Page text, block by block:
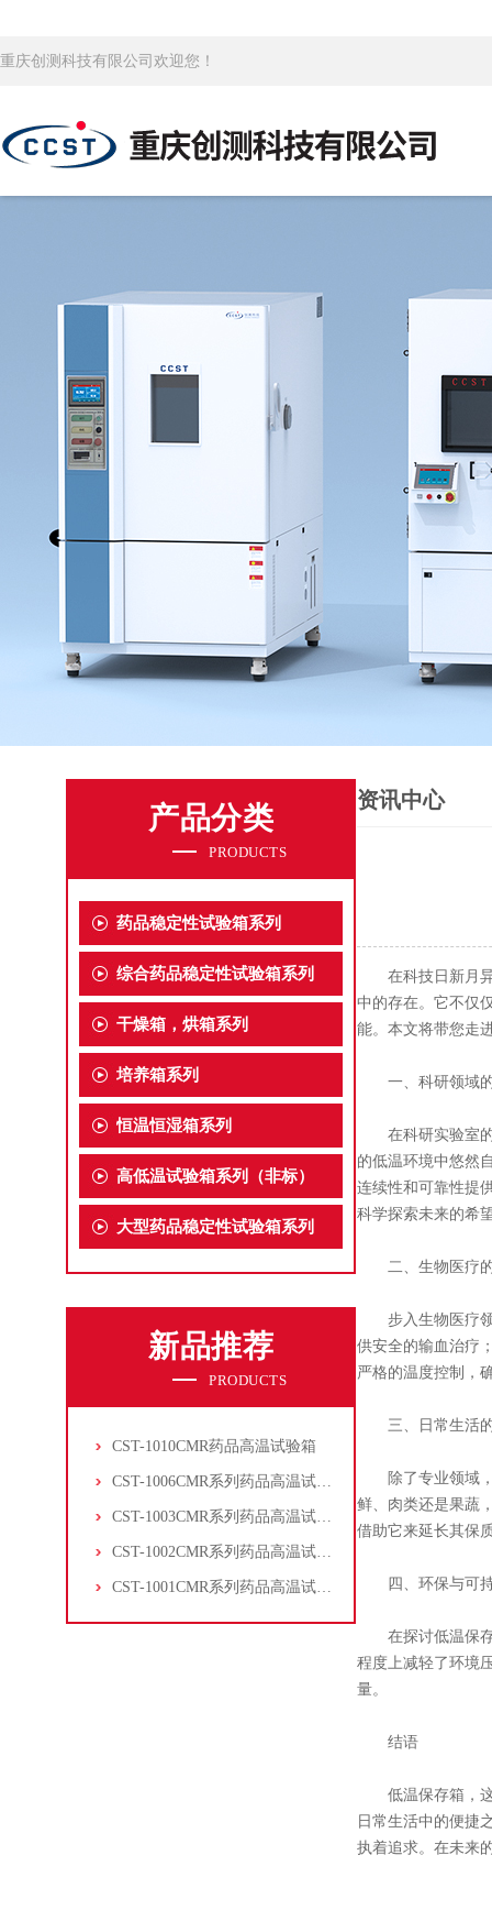
重庆创测科技有限公司欢迎您！
产品分类
PRODUCTS
药品稳定性试验箱系列
综合药品稳定性试验箱系列
干燥箱，烘箱系列
培养箱系列
恒温恒湿箱系列
高低温试验箱系列（非标）
大型药品稳定性试验箱系列
新品推荐
PRODUCTS
CST-1010CMR药品高温试验箱
CST-1006CMR系列药品高温试验箱
CST-1003CMR系列药品高温试验箱
CST-1002CMR系列药品高温试验箱
CST-1001CMR系列药品高温试验箱
资讯中心
在科技日新月异
中的存在。它不仅
能。本文将带您走
一、科研领域的
在科研实验室的
的低温环境中悠然
连续性和可靠性提
科学探索未来的希
二、生物医疗的
步入生物医疗领
供安全的输血治疗
严格的温度控制，
三、日常生活的
除了专业领域，
鲜、肉类还是果蔬
借助它来延长其保
四、环保与可持
在探讨低温保存
程度上减轻了环境
量。
结语
低温保存箱，这
日常生活中的便捷
执着追求。在未来